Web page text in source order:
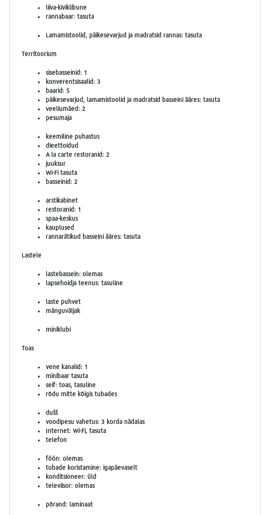
liiva-kiviklibune
rannabaar: tasuta
Lamamistoolid, päikesevarjud ja madratsid rannas: tasuta
Territoorium
sisebasseinid: 1
konverentsisaalid: 3
baarid: 5
päikesevarjud, lamamistoolid ja madratsid basseini ääres: tasuta
veeliumäed: 2
pesumaja
keemiline puhastus
dieettoidud
A la carte restoranid: 2
juuksur
Wi-Fi tasuta
basseinid: 2
arstikabinet
restoranid: 1
spaa-keskus
kauplused
rannarätikud basseini ääres: tasuta
Lastele
lastebassein: olemas
lapsehoidja teenus: tasuline
laste puhvet
mänguväljak
miniklubi
Toas
vene kanalid: 1
minibaar tasuta
seif: toas, tasuline
rõdu mitte kõigis tubades
dušš
voodipesu vahetus: 3 korda nädalas
Internet: Wi-Fi, tasuta
telefon
föön: olemas
tubade koristamine: igapäevaselt
konditsioneer: üld
televiisor: olemas
põrand: laminaat